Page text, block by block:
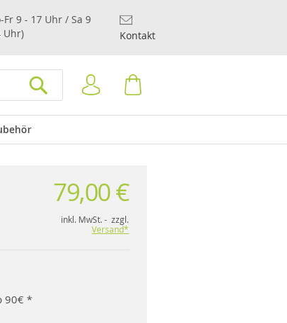
Fr 9 - 17 Uhr / Sa 9
Uhr)
Kontakt
Anmelden
79,00 €
inkl. MwSt. - zzgl.
Versand*
90€ *